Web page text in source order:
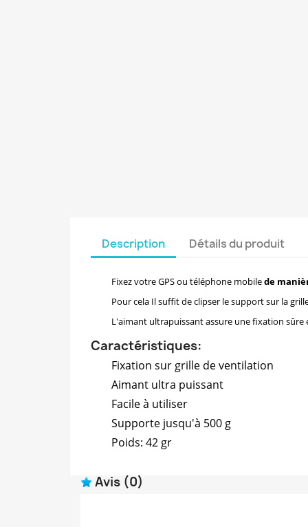
Description Détails du produit
Fixez votre GPS ou téléphone mobilede
Pour cela Il suffit de clipser le support sur la
L'aimant ultrapuissant assure une fixation sûre
Caractéristiques:
Fixation sur grille de ventilation
Aimant ultra puissant
Facile à utiliser
Supporte jusqu'à 500 g
Poids: 42 gr
Avis (0)